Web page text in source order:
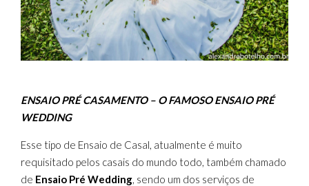
ENSAIO PRÉ CASAMENTO – O FAMOSO ENSAIO PRÉ
WEDDING
Esse tipo de Ensaio de Casal, atualmente é muito
requisitado pelos casais do mundo todo, também chamado
de Ensaio Pré Wedding, sendo um dos serviços de